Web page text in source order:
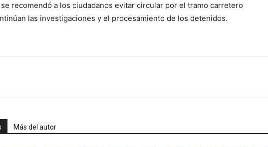
recomendó a los ciudadanos evitar circular por el tramo carretero
las investigaciones y el procesamiento de los detenidos.
Más del autor